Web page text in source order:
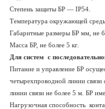
Степень защиты БР — IР54.
Температура окружающей
Габаритные размеры БР мм, не
Масса БР, не более 5 кг.
Для систем с
Питание и управление БР
четырехпроводной линии
линии связи не более 5 м. БР
Нагрузочная способность